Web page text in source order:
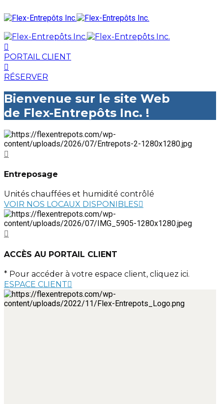
PORTAIL CLIENT
RÉSERVER
Bienvenue sur le site Web
de Flex-Entrepôts Inc. !
Entreposage
Unités chauffées et humidité contrôlé
VOIR NOS LOCAUX DISPONIBLES
ACCÈS AU PORTAIL CLIENT
* Pour accéder à votre espace client, cliquez ici.
ESPACE CLIENT